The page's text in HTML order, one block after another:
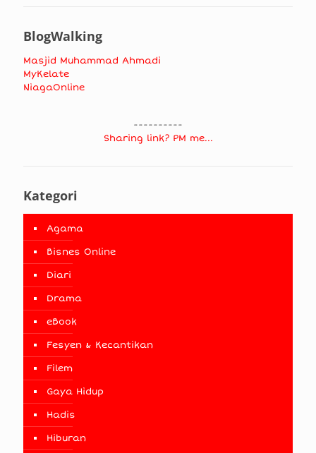
BlogWalking
Masjid Muhammad Ahmadi
MyKelate
NiagaOnline
----------
Sharing link? PM me...
Kategori
Agama
Bisnes Online
Diari
Drama
eBook
Fesyen & Kecantikan
Filem
Gaya Hidup
Hadis
Hiburan